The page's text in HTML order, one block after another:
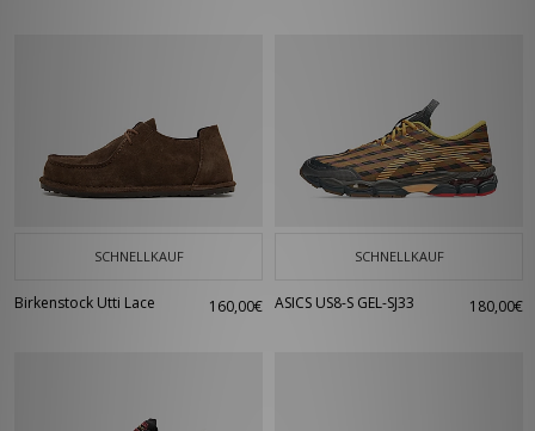
SCHNELLKAUF
Birkenstock Utti Lace 160,00€
SCHNELLKAUF
ASICS US8-S GEL-SJ33 180,00€